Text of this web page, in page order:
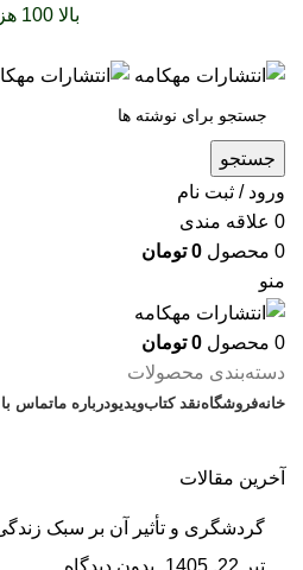
بالا 100 هزار تومان
جستجو
ورود / ثبت نام
0 علاقه مندی
0 محصول 0 تومان
منو
0 محصول 0 تومان
دسته‌بندی محصولات
خانهفروشگاهنقد کتابویدیودرباره‌ ماتماس با
آخرین مقالات
گردشگری و تأثیر آن بر سبک
تیر 22, 1405
بدون دیدگاه